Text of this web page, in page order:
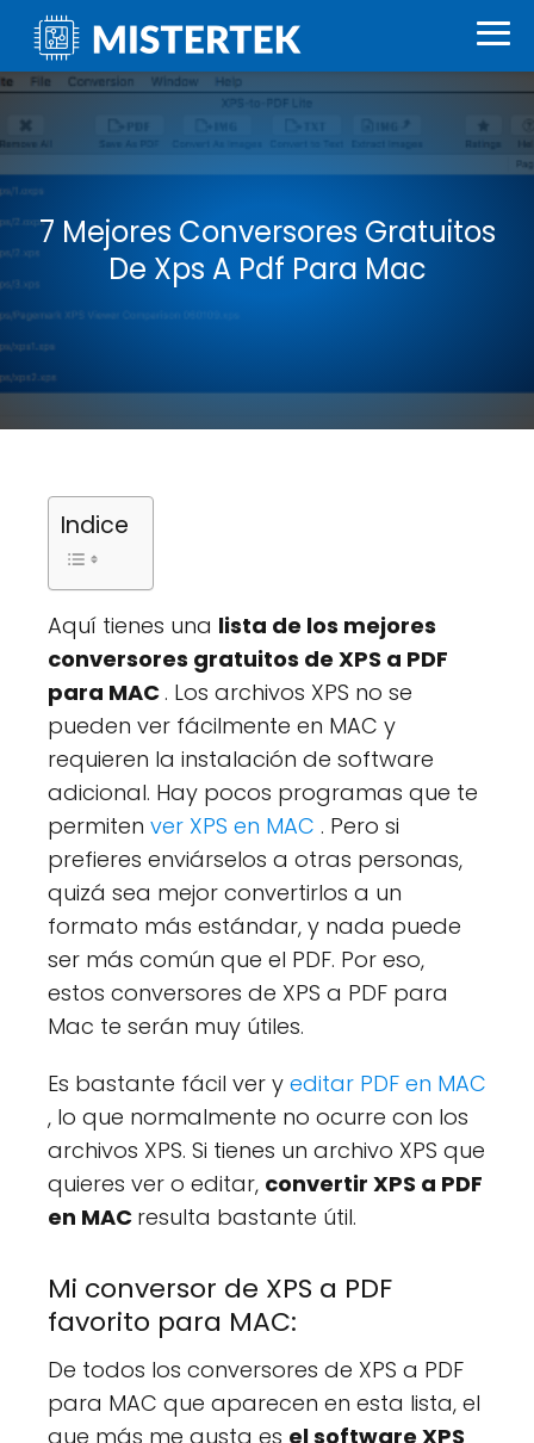
7 Mejores Conversores Gratuitos
De Xps A Pdf Para Mac
Indice
Aquí tienes una lista de los mejores
conversores gratuitos de XPS a PDF
para MAC. Los archivos XPS no se
pueden ver fácilmente en MAC y
requieren la instalación de software
adicional. Hay pocos programas que te
permiten ver XPS en MAC . Pero si
prefieres enviárselos a otras personas,
quizá sea mejor convertirlos a un
formato más estándar, y nada puede
ser más común que el PDF. Por eso,
estos conversores de XPS a PDF para
Mac te serán muy útiles.
Es bastante fácil ver y editar PDF en MAC
, lo que normalmente no ocurre con los
archivos XPS. Si tienes un archivo XPS que
quieres ver o editar, convertir XPS a PDF
en MAC resulta bastante útil.
Mi conversor de XPS a PDF
favorito para MAC:
De todos los conversores de XPS a PDF
para MAC que aparecen en esta lista, el
que más me gusta es el software XPS